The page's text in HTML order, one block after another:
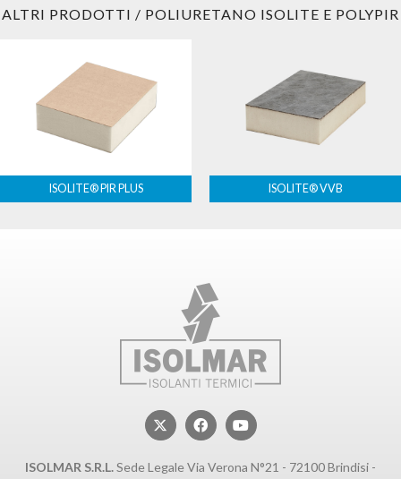
ALTRI PRODOTTI / POLIURETANO ISOLITE E POLYPIR
ISOLITE® PIR PLUS ISOLITE® VVB
ISOLMAR S.R.L.Sede Legale Via Verona N°21 - 72100 Brindisi -